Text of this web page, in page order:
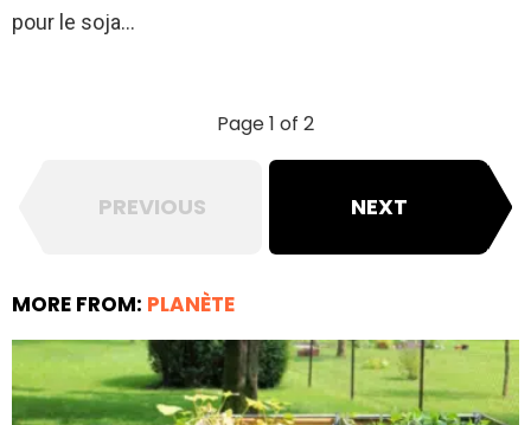
pour le soja…
Page 1 of 2
PREVIOUS NEXT
MORE FROM: PLANÈTE